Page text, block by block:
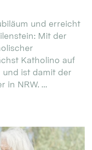
und erreicht
Mit der
Katholino auf
ist damit der
in NRW. ...